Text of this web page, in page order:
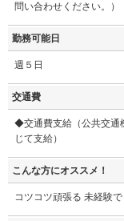
問い合わせください。）
勤務可能日
週５日
交通費
◆交通費支給（公共交通
じて支給）
こんな方にオススメ！
コツコツ頑張る 未経験